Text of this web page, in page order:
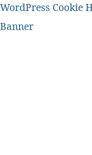
WordPress Cookie
Banner